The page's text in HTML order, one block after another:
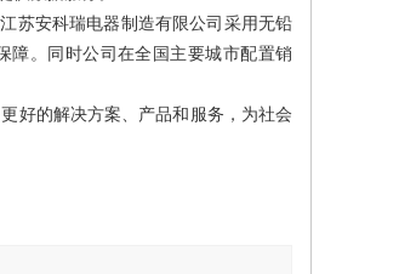
苏安科瑞电器制造有限公司采用无铅
障。
同时公司在全国主要城市配置销
好的解决方案、产品和服务，为社会